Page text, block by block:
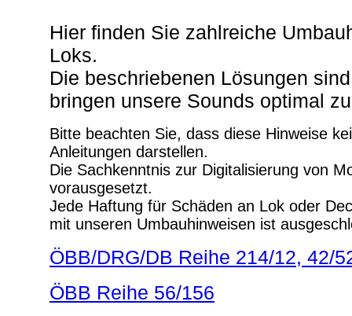
Hier finden Sie zahlreiche
Loks.
Die beschriebenen Lösungen
bringen unsere Sounds optimal
Bitte beachten Sie, dass diese Hinweise
Anleitungen darstellen.
Die Sachkenntnis zur Digitalisierung von
vorausgesetzt.
Jede Haftung für Schäden an Lok oder
mit unseren Umbauhinweisen ist
ÖBB/DRG/DB Reihe 214/12, 42/
ÖBB Reihe 56/156